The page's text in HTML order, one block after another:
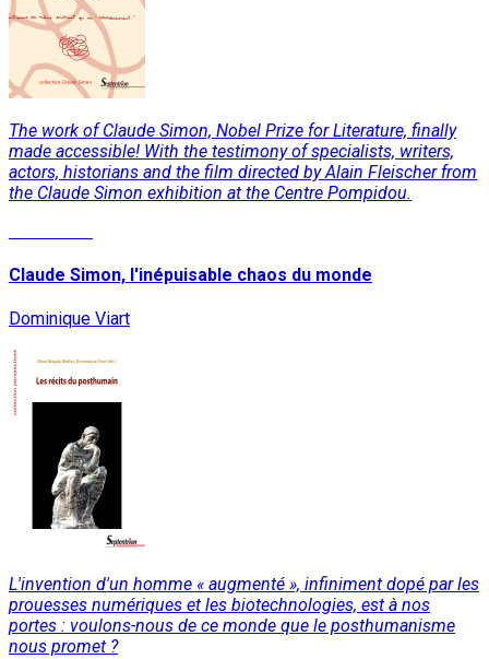
The work of Claude Simon, Nobel Prize for Literature, finally
made accessible! With the testimony of specialists, writers,
actors, historians and the film directed by Alain Fleischer from
the Claude Simon exhibition at the Centre Pompidou.
Claude Simon, l'inépuisable chaos du monde
Dominique Viart
L'invention d'un homme « augmenté », infiniment dopé par les
prouesses numériques et les biotechnologies, est à nos
portes : voulons-nous de ce monde que le posthumanisme
nous promet ?